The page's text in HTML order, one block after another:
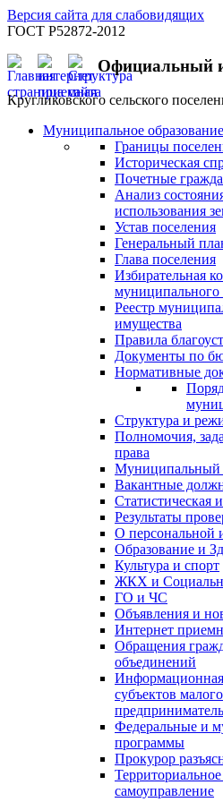
Версия сайта для слабовидящих
ГОСТ Р52872-2012
Официальный
Кругликовского сельского
Муниципальное образование
Границы
Историческая
Почетные
Анализ
использования
Устав поселения
Генеральный
Глава поселения
Избирательная
муниципального
Реестр
имущества
Правила
Документы по
Нормативные
Структура и
Полномочия,
права
Муниципальный
Вакантные
Статистическая
Результаты
О персональной
Образование и
Культура и спорт
ЖКХ и
ГО и ЧС
Объявления и
Интернет
Обращения
объединений
субъектов
Федеральные и
программы
Прокурор
самоуправление